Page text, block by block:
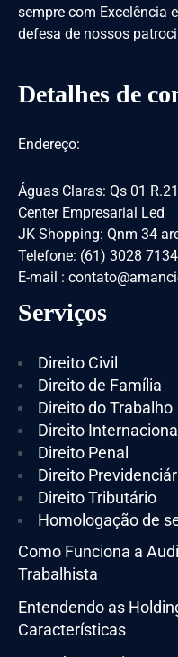
sempre com Excelência
defesa de nossos
Detalhes de
Endereço:
Águas Claras: Qs 01
Center Empresarial Led
JK Shopping: Qnm 34
Telefone: (61) 3028 7134
E-mail :
Serviços
Direito Civil
Direito de Família
Direito do Trabalho
Direito
Direito Penal
Direito
Direito Tributário
Homologação de
Como Funciona a
Trabalhista
Entendendo as
Características